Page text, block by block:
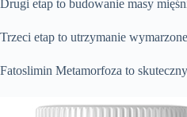
Drugi etap to budowanie masy
Trzeci etap to utrzymanie
Fatoslimin Metamorfoza to